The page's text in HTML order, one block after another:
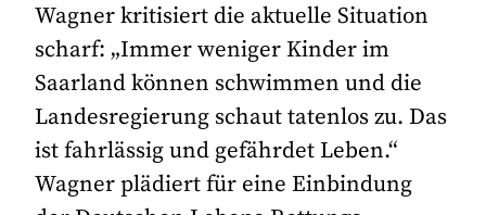
Wagner kritisiert die aktuelle Situation
scharf: „Immer weniger Kinder im
Saarland können schwimmen und die
Landesregierung schaut tatenlos zu. Das
ist fahrlässig und gefährdet Leben.“
Wagner plädiert für eine Einbindung